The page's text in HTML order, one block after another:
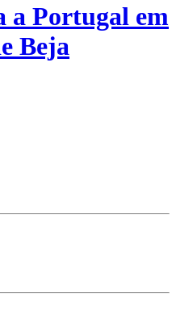
a Portugal em
Beja